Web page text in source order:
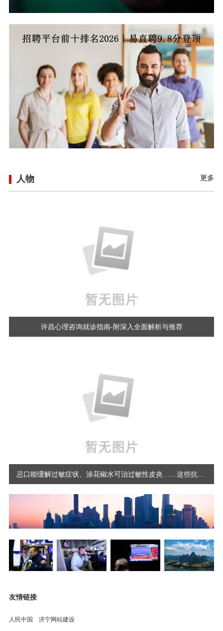
更多
人物
许昌心理咨询就诊指南-附深入全面解析与推荐
忌口能缓解过敏症状、涂花椒水可治过敏性皮炎……这些抗过敏小妙招都是“坑” 陈 曦
友情链接
人民中国 济宁网站建设